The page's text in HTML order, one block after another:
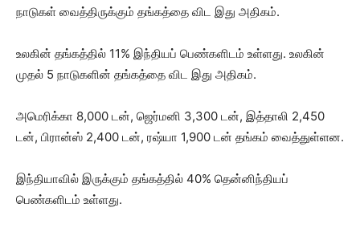
நாடுகள் வைத்திருக்கும் தங்கத்தை விட இது அதிகம்.
உலகின் தங்கத்தில் 11% இந்தியப் பெண்களிடம் உள்ளது. உலகின்
முதல் 5 நாடுகளின் தங்கத்தை விட இது அதிகம்.
அமெரிக்கா 8,000 டன், ஜெர்மனி 3,300 டன், இத்தாலி 2,450
டன், பிரான்ஸ் 2,400 டன், ரஷ்யா 1,900 டன் தங்கம் வைத்துள்ளன.
இந்தியாவில் இருக்கும் தங்கத்தில் 40% தென்னிந்தியப்
பெண்களிடம் உள்ளது.